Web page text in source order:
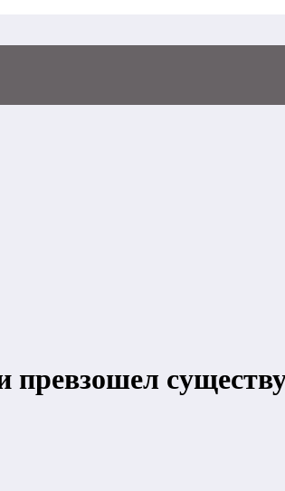
превзошел